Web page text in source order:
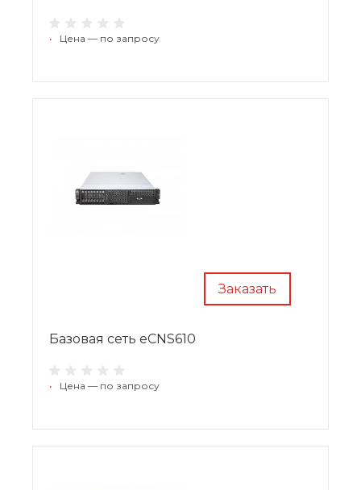
• Цена — по запросу
Заказать
Базовая сеть eCNS610
• Цена — по запросу